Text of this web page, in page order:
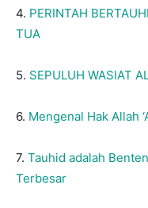
4. PERINTAH
TUA
5. SEPULUH WASIAT
6. Mengenal Hak Allah
7. Tauhid adalah
Terbesar